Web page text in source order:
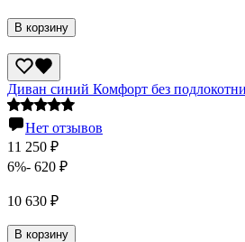
В корзину
Диван синий Комфорт без
Нет отзывов
11 250 ₽
6%- 620 ₽
10 630 ₽
В корзину